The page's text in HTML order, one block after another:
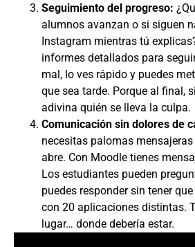
Seguimiento del progreso:
alumnos avanzan o si siguen
Instagram mientras tú
informes detallados para
mal, lo ves rápido y puedes
que sea tarde. Porque al final,
adivina quién se lleva la culpa.
Comunicación sin dolores de
necesitas palomas
abre. Con Moodle tienes
Los estudiantes pueden
puedes responder sin tener
con 20 aplicaciones distintas.
lugar… donde debería estar.